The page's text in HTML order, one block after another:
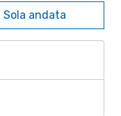
Sola andata